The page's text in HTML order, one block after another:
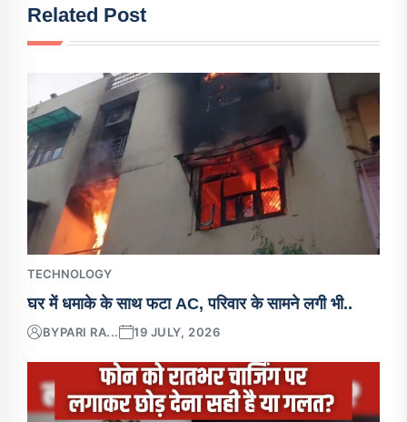
Related Post
TECHNOLOGY
घर में धमाके के साथ फटा AC, परिवार के सामने लगी भी..
BYPARI RA... 19 JULY, 2026